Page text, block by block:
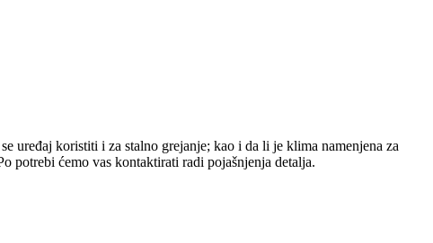
uređaj koristiti i za stalno grejanje; kao i da li je klima namenjena za
potrebi ćemo vas kontaktirati radi pojašnjenja detalja.